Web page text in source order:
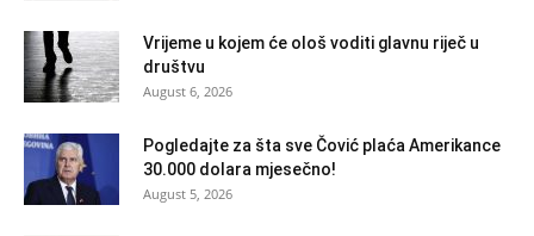
Vrijeme u kojem će ološ voditi glavnu riječ u
društvu
August 6, 2026
Pogledajte za šta sve Čović plaća Amerikance
30.000 dolara mjesečno!
August 5, 2026